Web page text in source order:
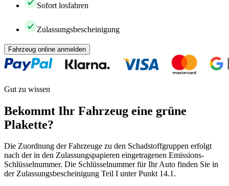
Sofort losfahren
Zulassungsbescheinigung
Fahrzeug online anmelden
Gut zu wissen
Bekommt Ihr Fahrzeug eine grüne
Plakette?
Die Zuordnung der Fahrzeuge zu den Schadstoffgruppen erfolgt
nach der in den Zulassungspapieren eingetragenen Emissions-
Schlüsselnummer. Die Schlüsselnummer für Ihr Auto finden Sie in
der Zulassungsbescheinigung Teil I unter Punkt 14.1.